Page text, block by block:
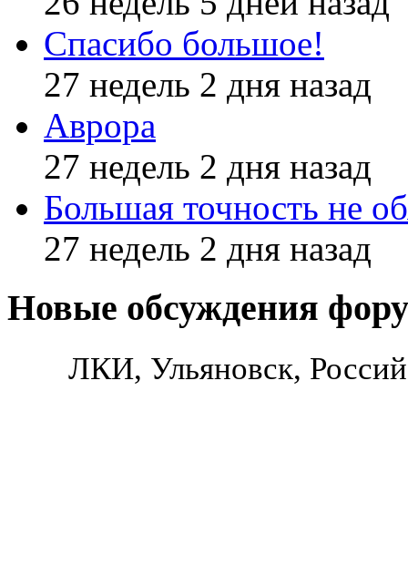
Спасибо большое!
27 недель 2 дня назад
Аврора
27 недель 2 дня назад
Большая точность не
27 недель 2 дня назад
Новые обсуждения
ЛКИ, Ульяновск,